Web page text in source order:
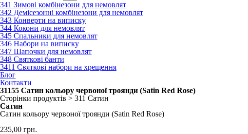
341 Зимові комбінезони для немовлят
342 Демісезонні комбінезони для немовлят
343 Конверти на виписку
344 Кокони для немовлят
345 Спальники для немовлят
346 Набори на виписку
347 Шапочки для немовлят
348 Святкові банти
3411 Святкові набори на хрещення
Блог
Контакти
31155 Сатин кольору червоної троянди (Satin Red Rose)
Сторінки продуктів > 311 Сатин
Сатин
Сатин кольору червоної троянди (Satin Red Rose)
235,00 грн.